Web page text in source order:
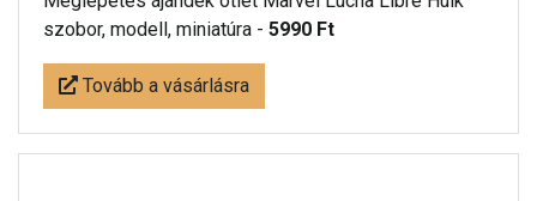
szobor, modell, miniatúra - 5990 Ft
Tovább a vásárlásra